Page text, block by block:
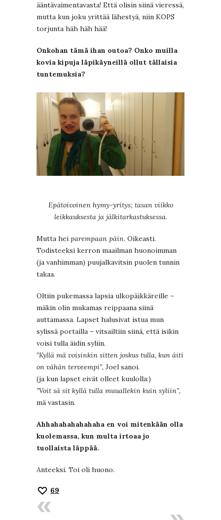
ääntävaimentavasta! Että olisin siinä vieressä,
mutta kun joku yrittää lähestyä, niin KOPS
torjunta häh häh hää!
Onkohan tämä ihan outoa? Onko muilla
kovia kipuja läpikäyneillä ollut tällaisia
tuntemuksia?
Epätoivoinen hymy-yritys; tasan viikko
leikkauksesta ja jälkitarkastuksessa.
Mutta hei parempaan päin. Oikeasti.
Todisteeksi kerron maailman huonoimman
(ja vanhimman) puujalkavitsin puolen tunnin
takaa.
Oltiin pukemassa lapsia ulkopäikkäreille –
mäkin olin mukamas reippaana siinä
auttamassa. Lapset halusivat istua mun
sylissä portailla – vitsailtiin siinä, että isikin
voisi tulla äidin syliin.
”Kyllä mä voisinkin sitten joskus tulla, kun äiti
on vähän terveempi”, Joel sanoi.
(ja kun lapset eivät olleet kuulolla:)
”Voit sä sit kyllä tulla muuallekin kuin syliin”,
mä vastasin.
Ahhahahahahahaha en voi mitenkään olla
kuolemassa, kun multa irtoaa jo
tuollaista läppää.
Anteeksi. Toi oli huono.
69